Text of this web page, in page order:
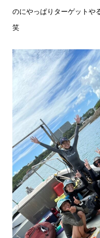
のにやっぱりターゲットや
笑